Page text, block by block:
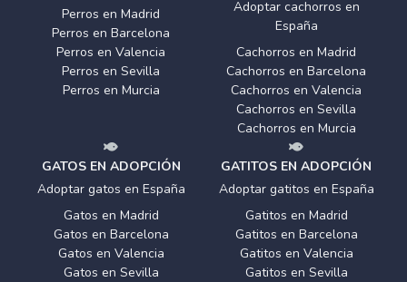
Perros en Madrid
Perros en Barcelona
Perros en Valencia
Perros en Sevilla
Perros en Murcia
Adoptar cachorros en
España
Cachorros en Madrid
Cachorros en Barcelona
Cachorros en Valencia
Cachorros en Sevilla
Cachorros en Murcia
GATOS EN ADOPCIÓN
Adoptar gatos en España
Gatos en Madrid
Gatos en Barcelona
Gatos en Valencia
Gatos en Sevilla
GATITOS EN ADOPCIÓN
Adoptar gatitos en España
Gatitos en Madrid
Gatitos en Barcelona
Gatitos en Valencia
Gatitos en Sevilla